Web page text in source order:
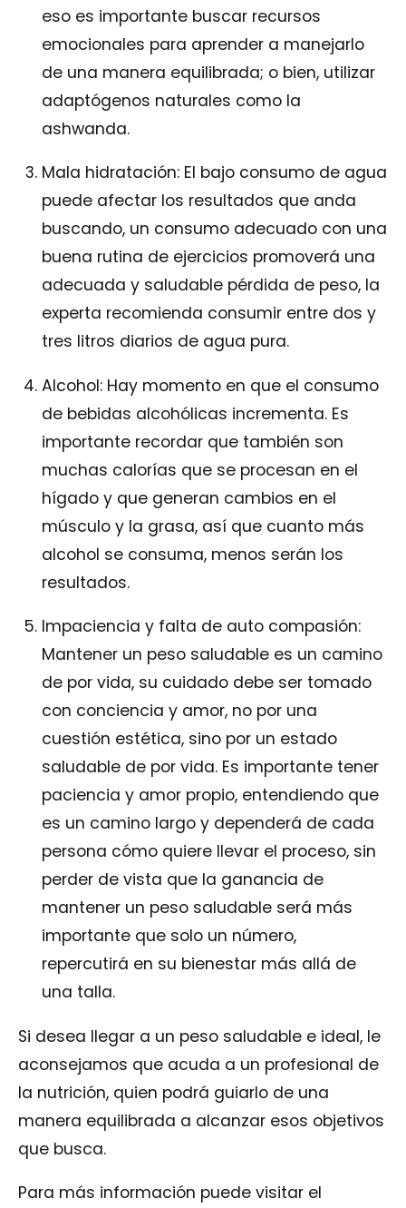
eso es importante buscar recursos
emocionales para aprender a manejarlo
de una manera equilibrada; o bien, utilizar
adaptógenos naturales como la
ashwanda.
Mala hidratación: El bajo consumo de agua
puede afectar los resultados que anda
buscando, un consumo adecuado con una
buena rutina de ejercicios promoverá una
adecuada y saludable pérdida de peso, la
experta recomienda consumir entre dos y
tres litros diarios de agua pura.
Alcohol: Hay momento en que el consumo
de bebidas alcohólicas incrementa. Es
importante recordar que también son
muchas calorías que se procesan en el
hígado y que generan cambios en el
músculo y la grasa, así que cuanto más
alcohol se consuma, menos serán los
resultados.
Impaciencia y falta de auto compasión:
Mantener un peso saludable es un camino
de por vida, su cuidado debe ser tomado
con conciencia y amor, no por una
cuestión estética, sino por un estado
saludable de por vida. Es importante tener
paciencia y amor propio, entendiendo que
es un camino largo y dependerá de cada
persona cómo quiere llevar el proceso, sin
perder de vista que la ganancia de
mantener un peso saludable será más
importante que solo un número,
repercutirá en su bienestar más allá de
una talla.
Si desea llegar a un peso saludable e ideal, le
aconsejamos que acuda a un profesional de
la nutrición, quien podrá guiarlo de una
manera equilibrada a alcanzar esos objetivos
que busca.
Para más información puede visitar el